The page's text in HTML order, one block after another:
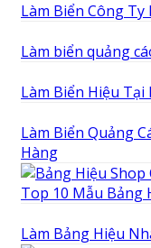
Làm Biển Công
Làm biển quảng
Làm Biển Hiệu
Làm Biển Quảng
Hàng
Top 10 Mẫu Bảng
Làm Bảng Hiệu